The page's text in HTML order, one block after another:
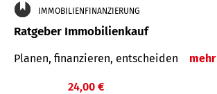
IMMOBILIENFINANZIERUNG
Ratgeber Immobilienkauf
Planen, finanzieren, entscheiden mehr
24,00 €